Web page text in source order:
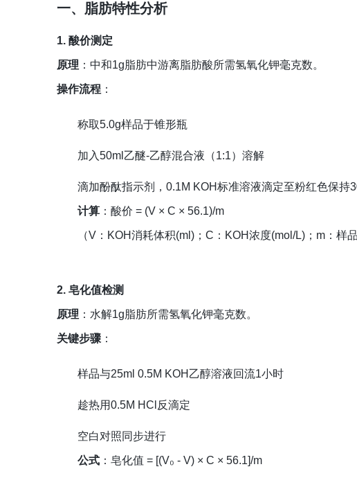
一、脂肪特性分析
1. 酸价测定
原理 ：中和1g脂肪中游离脂肪酸所需氢氧化钾毫克数。
操作流程 ：
称取5.0g样品于锥形瓶
加入50ml乙醚-乙醇混合液（1:1）溶解
滴加酚酞指示剂，0.1M KOH标准溶液滴定至粉红色保持
计算 ：酸价 = (V × C × 56.1)/m
（V：KOH消耗体积(ml)；C：KOH浓度(mol/L)；m：样品
2. 皂化值检测
原理 ：水解1g脂肪所需氢氧化钾毫克数。
关键步骤 ：
样品与25ml 0.5M KOH乙醇溶液回流1小时
趁热用0.5M HCl反滴定
空白对照同步进行
公式 ：皂化值 = [(V₀ - V) × C × 56.1]/m